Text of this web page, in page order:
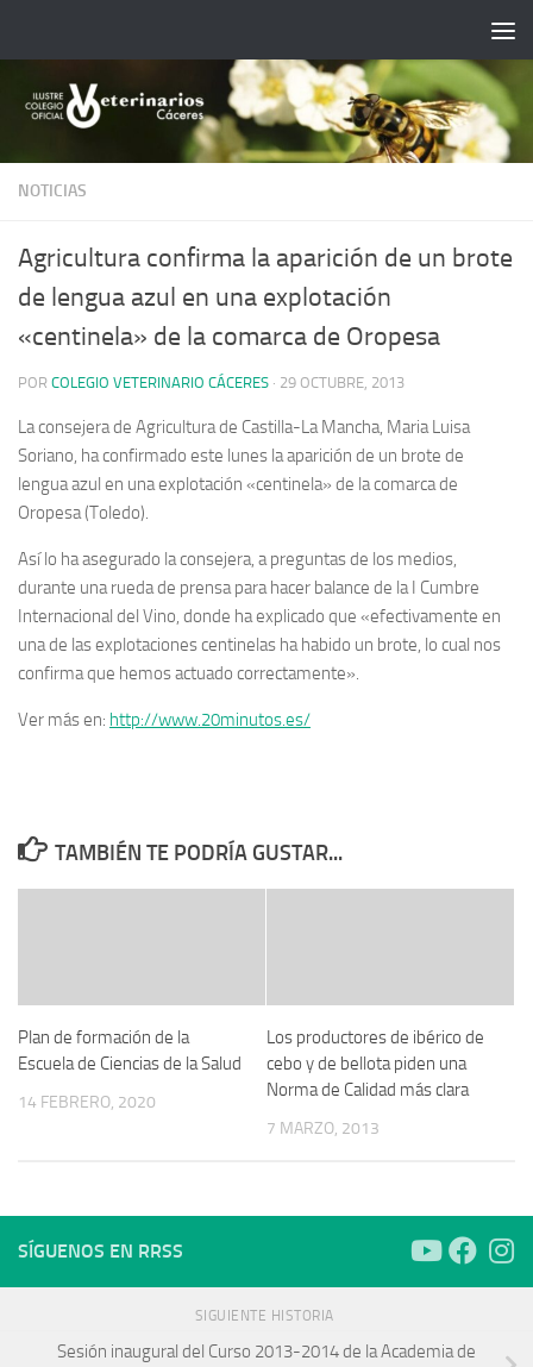
NOTICIAS
Agricultura confirma la aparición de un brote
de lengua azul en una explotación
«centinela» de la comarca de Oropesa
POR COLEGIO VETERINARIO CÁCERES · 29 OCTUBRE, 2013
La consejera de Agricultura de Castilla-La Mancha, Maria Luisa
Soriano, ha confirmado este lunes la aparición de un brote de
lengua azul en una explotación «centinela» de la comarca de
Oropesa (Toledo).
Así lo ha asegurado la consejera, a preguntas de los medios,
durante una rueda de prensa para hacer balance de la I Cumbre
Internacional del Vino, donde ha explicado que «efectivamente en
una de las explotaciones centinelas ha habido un brote, lo cual nos
confirma que hemos actuado correctamente».
Ver más en: http://www.20minutos.es/
TAMBIÉN TE PODRÍA GUSTAR...
Plan de formación de la
Escuela de Ciencias de la Salud
14 FEBRERO, 2020
Los productores de ibérico de
cebo y de bellota piden una
Norma de Calidad más clara
7 MARZO, 2013
SÍGUENOS EN RRSS
SIGUIENTE HISTORIA
Sesión inaugural del Curso 2013-2014 de la Academia de